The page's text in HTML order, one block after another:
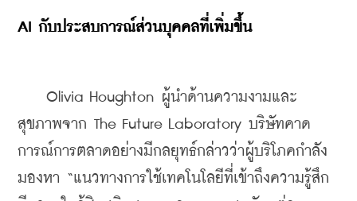
AI กับประสบการณ์ส่วนบุคคลที่เพิ่มขึ้น
Olivia Houghton ผู้นำด้านความงามและ
สุขภาพจาก The Future Laboratory บริษัทคาด
การณ์การตลาดอย่างมีกลยุทธ์กล่าวว่าผู้บริโภคกำลัง
มองหา “แนวทางการใช้เทคโนโลยีที่เข้าถึงความรู้สึก